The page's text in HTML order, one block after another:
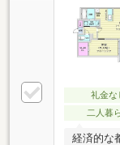
礼金な
二人暮
経済的な